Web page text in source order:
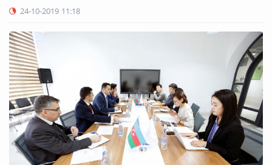
24-10-2019 11:18